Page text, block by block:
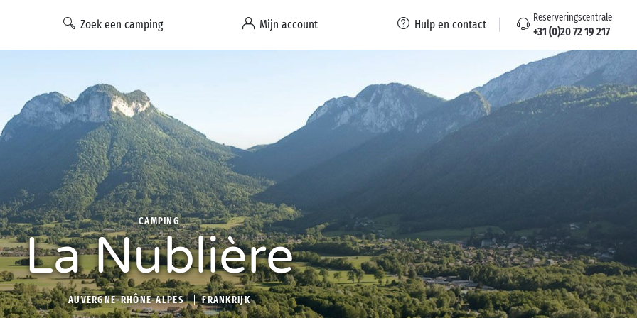
Zoek een camping Mijn account Hulp en contact Reserveringscentrale
+31 (0)20 72 19 217
CAMPING
La Nublière
AUVERGNE-RHÔNE-ALPES FRANKRIJK